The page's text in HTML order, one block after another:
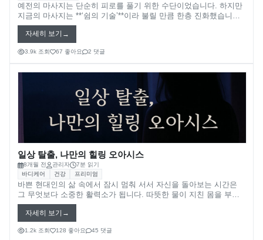
예전의 마사지는 단순히 피로를 풀기 위한 수단이었습니다. 하지만
지금의 마사지는 **‘쉼의 기술’**이라 불릴 만큼 한층 진화했습니다.
지친 몸을 달래는 것을 넘어, 마음의 균형과 정서적 안정을 찾기 위
한 현대적 힐링의 방식으로 자리 잡고 있습니다. 2025년, 진정한 ‘최
고의 마사지’는 단순한 서비스가 아니라 자기 자신과 마주하는 시간
이 되었습니다. 그 변화의 흐름을 자세히 살펴보겠습니다.
자세히 보기
3.9k 조회 67 좋아요 2 댓글
일상 탈출, 나만의 힐링 오아시스
8개월 전 관리자
7분 읽기
바디케어
건강 프리미엄
바쁜 현대인의 삶 속에서 잠시 멈춰 서서 자신을 돌아보는 시간은
그 무엇보다 소중한 활력소가 됩니다. 따뜻한 물이 지친 몸을 부드
럽게 감싸고, 맑은 공기가 폐 깊숙이 들어와 복잡한 생각들을 정화
하며, 세심하게 설계된 휴식 동선은 스트레스로 경직된 몸과 마음을
조화롭게 이완시킵니다. 이러한 재정렬의 시간을 통해 우리는 단순
히 육체적인 피로를 해소하는 것을 넘어, 내면의 평화를 되찾고 새
자세히 보기
1.2k 조회 128 좋아요 45 댓글